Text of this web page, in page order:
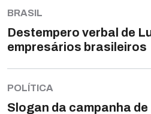
BRASIL
Destempero verbal de
empresários brasileiros
POLÍTICA
Slogan da campanha